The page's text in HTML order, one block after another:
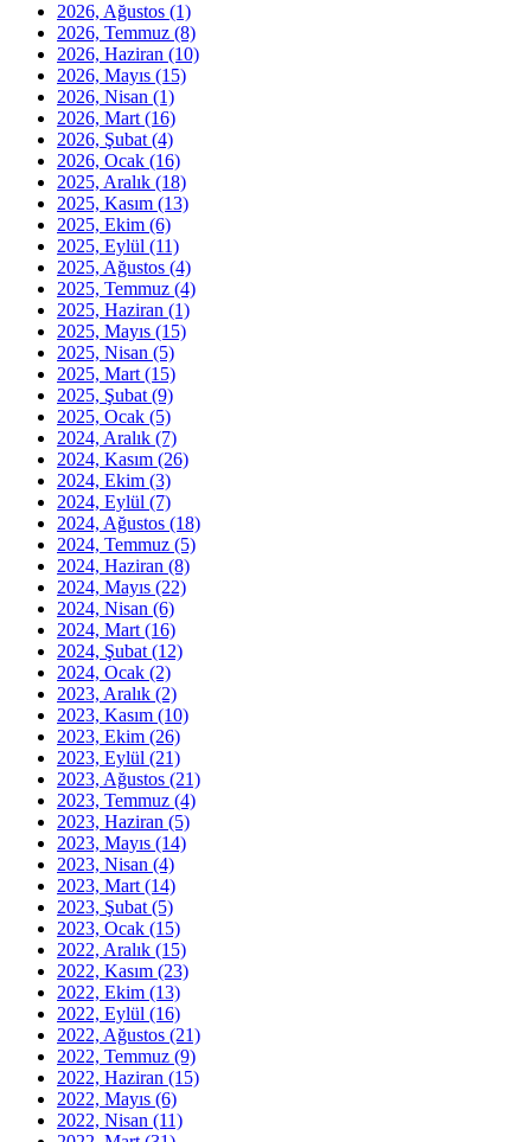
2026, Ağustos (1)
2026, Temmuz (8)
2026, Haziran (10)
2026, Mayıs (15)
2026, Nisan (1)
2026, Mart (16)
2026, Şubat (4)
2026, Ocak (16)
2025, Aralık (18)
2025, Kasım (13)
2025, Ekim (6)
2025, Eylül (11)
2025, Ağustos (4)
2025, Temmuz (4)
2025, Haziran (1)
2025, Mayıs (15)
2025, Nisan (5)
2025, Mart (15)
2025, Şubat (9)
2025, Ocak (5)
2024, Aralık (7)
2024, Kasım (26)
2024, Ekim (3)
2024, Eylül (7)
2024, Ağustos (18)
2024, Temmuz (5)
2024, Haziran (8)
2024, Mayıs (22)
2024, Nisan (6)
2024, Mart (16)
2024, Şubat (12)
2024, Ocak (2)
2023, Aralık (2)
2023, Kasım (10)
2023, Ekim (26)
2023, Eylül (21)
2023, Ağustos (21)
2023, Temmuz (4)
2023, Haziran (5)
2023, Mayıs (14)
2023, Nisan (4)
2023, Mart (14)
2023, Şubat (5)
2023, Ocak (15)
2022, Aralık (15)
2022, Kasım (23)
2022, Ekim (13)
2022, Eylül (16)
2022, Ağustos (21)
2022, Temmuz (9)
2022, Haziran (15)
2022, Mayıs (6)
2022, Nisan (11)